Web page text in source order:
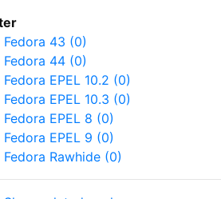
Fedora 43 (0)
Fedora 44 (0)
Fedora EPEL 10.2 (0)
Fedora EPEL 10.3 (0)
Fedora EPEL 8 (0)
Fedora EPEL 9 (0)
Fedora Rawhide (0)